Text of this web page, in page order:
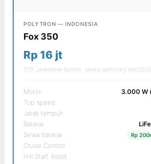
POLYTRON — INDONESIA
Fox 350
Rp 16 jt
OTR Jadetabek-Banten · promo aMAYzing Mei 2026
Motor
3.000 W
Top speed
Jarak tempuh
Baterai
Sewa baterai
Rp
Cruise Control
Hill Start Assist